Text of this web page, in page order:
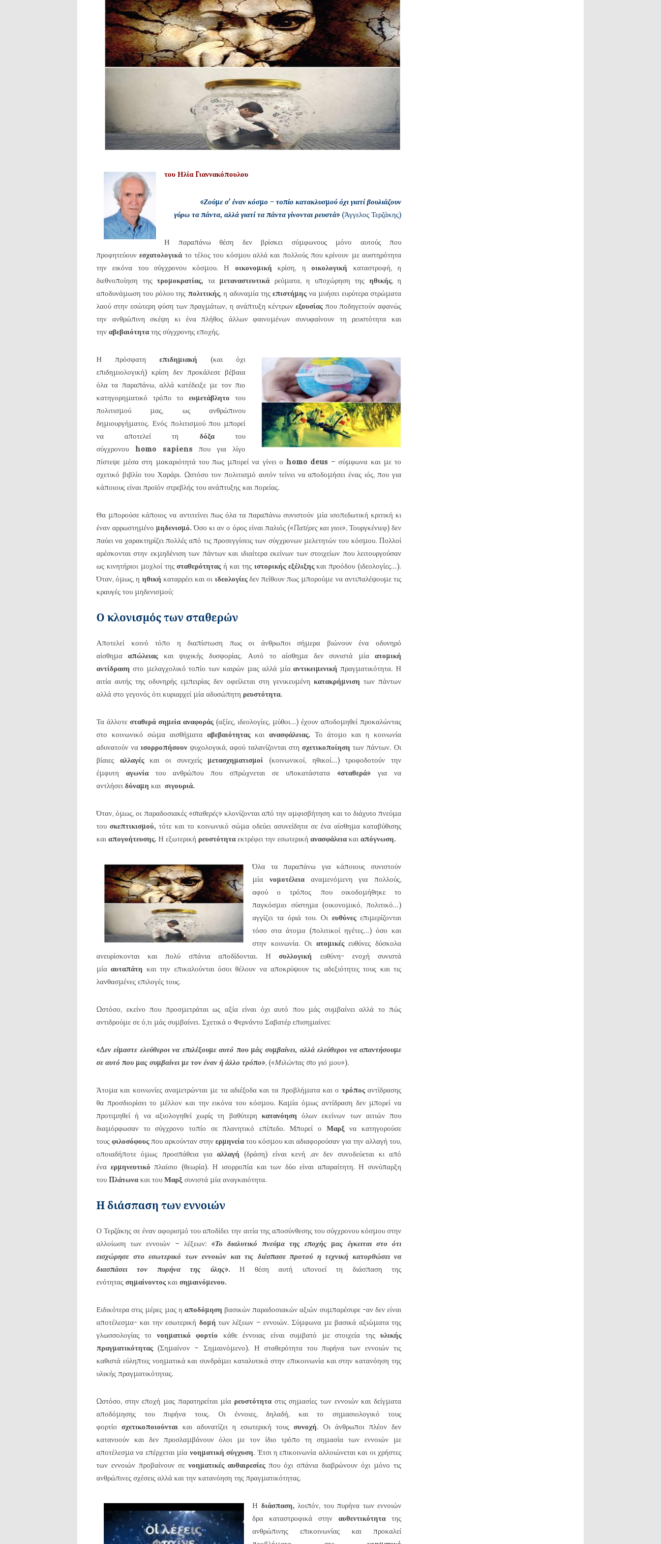
του Ηλία Γιαννακόπουλου
«Ζούμε σ’ έναν κόσμο – τοπίο κατακλυσμού όχι γιατί βουλιάζουν
γύρω τα πάντα, αλλά γιατί τα πάντα γίνονται ρευστά» (Άγγελος Τερζάκης)
Η παραπάνω θέση δεν βρίσκει σύμφωνους μόνο αυτούς που
προφητεύουνεσχατολογικά το τέλος του κόσμου αλλά και πολλούς που κρίνουν με αυστηρότητα
την εικόνα του σύγχρονου κόσμου. Η οικονομικήκρίση, ηοικολογική καταστροφή, η
διεθνοποίηση της τρομοκρατίας, τα μεταναστευτικά ρεύματα, η υποχώρηση της ηθικής, η
αποδυνάμωση του ρόλου της πολιτικής, η αδυναμία τηςεπιστήμης να μυήσει ευρύτερα στρώματα
λαού στην εσώτερη φύση των πραγμάτων, η ανάπτυξη κέντρων εξουσίας που ποδηγετούν αφανώς
την ανθρώπινη σκέψη κι ένα πλήθος άλλων φαινομένων συνυφαίνουν τη ρευστότητα και
την αβεβαιότητα της σύγχρονης εποχής.
Η πρόσφατη επιδημιακή (και όχι
επιδημιολογική) κρίση δεν προκάλεσε βέβαια
όλα τα παραπάνω, αλλά κατέδειξε με τον πιο
κατηγορηματικό τρόπο τοευμετάβλητο του
πολιτισμού μας, ως ανθρώπινου
δημιουργήματος. Ενός πολιτισμού που μπορεί
να αποτελεί τη δόξατου
σύγχρονου homo sapiens που για λίγο
πίστεψε μέσα στη μακαριότητά του πως μπορεί να γίνει ο homo deus – σύμφωνα και με το
σχετικό βιβλίο του Χαράρι. Ωστόσο τον πολιτισμό αυτόν τείνει να αποδομήσει ένας ιός, που για
κάποιους είναι προϊόν στρεβλής του ανάπτυξης και πορείας.
Θα μπορούσε κάποιος να αντιτείνει πως όλα τα παραπάνω συνιστούν μία ισοπεδωτική κριτική κι
έναν αρρωστημένο μηδενισμό.Όσο κι αν ο όρος είναι παλιός («Πατέρες και γιοι», Τουργκένιεφ) δεν
παύει να χαρακτηρίζει πολλές από τις προσεγγίσεις των σύγχρονων μελετητών του κόσμου. Πολλοί
αρέσκονται στην εκμηδένιση των πάντων και ιδιαίτερα εκείνων των στοιχείων που λειτουργούσαν
ως κινητήριοι μοχλοί τηςσταθερότηταςή και της ιστορικής εξέλιξηςκαι προόδου (ιδεολογίες…).
Όταν, όμως, η ηθική καταρρέει και οι ιδεολογίεςδεν πείθουν πως μπορούμε να αντιπαλέψουμε τις
κραυγές του μηδενισμού;
Ο κλονισμός των σταθερών
Αποτελεί κοινό τόπο η διαπίστωση πως οι άνθρωποι σήμερα βιώνουν ένα οδυνηρό
αίσθημααπώλειας και ψυχικής δυσφορίας. Αυτό το αίσθημα δεν συνιστά μίαατομική
αντίδραση στο μελαγχολικό τοπίο των καιρών μας αλλά μίααντικειμενικήπραγματικότητα. Η
αιτία αυτής της οδυνηρής εμπειρίας δεν οφείλεται στη γενικευμένη κατακρήμνιση των πάντων
αλλά στο γεγονός ότι κυριαρχεί μία αδυσώπητη ρευστότητα.
Τα άλλοτε σταθερά σημεία αναφοράς (αξίες, ιδεολογίες, μύθοι…) έχουν αποδομηθεί προκαλώντας
στο κοινωνικό σώμα αισθήματα αβεβαιότητας και ανασφάλειας. Το άτομο και η κοινωνία
αδυνατούν να ισορροπήσουν ψυχολογικά, αφού ταλανίζονται στη σχετικοποίηση των πάντων. Οι
βίαιες αλλαγέςκαι οι συνεχείς μετασχηματισμοί (κοινωνικοί, ηθικοί…) τροφοδοτούν την
έμφυτηαγωνίατου ανθρώπου που σπρώχνεται σε υποκατάστατα «σταθερά»για να
αντλήσει δύναμη και σιγουριά.
Όταν, όμως, οι παραδοσιακές «σταθερές» κλονίζονται από την αμφισβήτηση και το διάχυτο πνεύμα
του σκεπτικισμού, τότε και το κοινωνικό σώμα οδεύει ασυνείδητα σε ένα αίσθημα καταβύθισης
και απογοήτευσης. Η εξωτερική ρευστότητα εκτρέφει την εσωτερική ανασφάλεια και απόγνωση.
Όλα τα παραπάνω για κάποιους συνιστούν
μία νομοτέλεια αναμενόμενη για πολλούς,
αφού ο τρόπος που οικοδομήθηκε το
παγκόσμιο σύστημα (οικονομικό, πολιτικό…)
αγγίζει τα όριά του. Οιευθύνεςεπιμερίζονται
τόσο στα άτομα (πολιτικοί ηγέτες…) όσο και
στην κοινωνία. Οι ατομικέςευθύνες δύσκολα
ανευρίσκονται και πολύ σπάνια αποδίδονται. Ησυλλογική ευθύνη- ενοχή συνιστά
μίααυταπάτη και την επικαλούνται όσοι θέλουν να αποκρύψουν τις αδεξιότητες τους και τις
λανθασμένες επιλογές τους.
Ωστόσο, εκείνο που προσμετράται ως αξία είναι όχι αυτό που μάς συμβαίνει αλλά το πώς
αντιδρούμε σε ό,τι μάς συμβαίνει. Σχετικά ο Φερνάντο Σαβατέρ επισημαίνει:
«Δεν είμαστε ελεύθεροι να επιλέξουμε αυτό που μάς συμβαίνει, αλλά ελεύθεροι να απαντήσουμε
σε αυτό που μας συμβαίνει με τον έναν ή άλλο τρόπο», («Μιλώντας στο γιό μου»).
Άτομα και κοινωνίες αναμετρώνται με τα αδιέξοδα και τα προβλήματα και ο τρόποςαντίδρασης
θα προσδιορίσει το μέλλον και την εικόνα του κόσμου. Καμία όμως αντίδραση δεν μπορεί να
προτιμηθεί ή να αξιολογηθεί χωρίς τη βαθύτερη κατανόηση όλων εκείνων των αιτιών που
διαμόρφωσαν το σύγχρονο τοπίο σε πλανητικό επίπεδο. Μπορεί ο Μαρξνα κατηγορούσε
τους φιλοσόφουςπου αρκούνταν στην ερμηνεία του κόσμου και αδιαφορούσαν για την αλλαγή του,
οποιαδήποτε όμως προσπάθεια για αλλαγή (δράση) είναι κενή ,αν δεν συνοδεύεται κι από
ένα ερμηνευτικόπλαίσιο (θεωρία). Η ισορροπία και των δύο είναι απαραίτητη. Η συνύπαρξη
του Πλάτωνα και του Μαρξ συνιστά μία αναγκαιότητα.
Η διάσπαση των εννοιών
Ο Τερζάκης σε έναν αφορισμό του αποδίδει την αιτία της αποσύνθεσης του σύγχρονου κόσμου στην
αλλοίωση των εννοιών – λέξεων:«Το διαλυτικό πνεύμα της εποχής μας έγκειται στο ότι
εισχώρησε στο εσωτερικό των εννοιών και τις διέσπασε προτού η τεχνική κατορθώσει να
διασπάσει τον πυρήνα της ύλης».Η θέση αυτή υπονοεί τη διάσπαση της
ενότητας σημαίνοντοςκαι σημαινόμενου.
Ειδικότερα στις μέρες μας η αποδόμηση βασικών παραδοσιακών αξιών συμπαρέσυρε -αν δεν είναι
αποτέλεσμα- και την εσωτερική δομή των λέξεων – εννοιών. Σύμφωνα με βασικά αξιώματα της
γλωσσολογίας το νοηματικό φορτίο κάθε έννοιας είναι συμβατό με στοιχεία τηςυλικής
πραγματικότητας (Σημαίνον – Σημαινόμενο). Η σταθερότητα του πυρήνα των εννοιών τις
καθιστά εύληπτες νοηματικά και συνδράμει καταλυτικά στην επικοινωνία και στην κατανόηση της
υλικής πραγματικότητας.
Ωστόσο, στην εποχή μας παρατηρείται μία ρευστότητα στις σημασίες των εννοιών και δείγματα
αποδόμησης του πυρήνα τους. Οι έννοιες, δηλαδή, και το σημασιολογικό τους
φορτίο σχετικοποιούνται και αδυνατίζει η εσωτερική τους συνοχή. Οι άνθρωποι πλέον δεν
κατανοούν και δεν προσλαμβάνουν όλοι με τον ίδιο τρόπο τη σημασία των εννοιών με
αποτέλεσμα να επέρχεται μία νοηματική σύγχυση. Έτσι η επικοινωνία αλλοιώνεται και οι χρήστες
των εννοιών προβαίνουν σε νοηματικές αυθαιρεσίες που όχι σπάνια διαβρώνουν όχι μόνο τις
ανθρώπινες σχέσεις αλλά και την κατανόηση της πραγματικότητας.
Η διάσπαση,λοιπόν, του πυρήνα των εννοιών
δρα καταστροφικά στηναυθεντικότητατης
ανθρώπινης επικοινωνίας και προκαλεί